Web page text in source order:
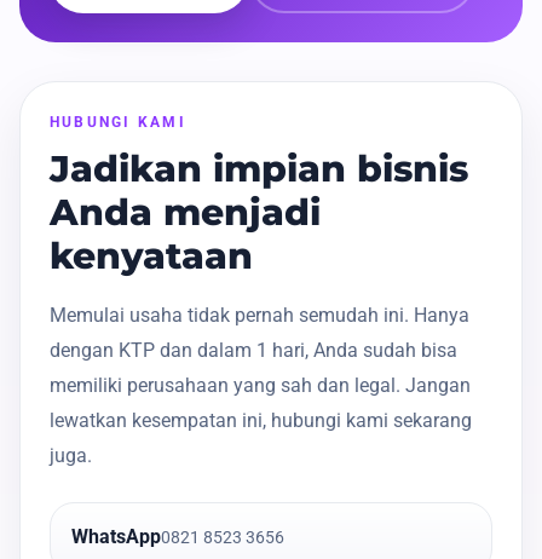
HUBUNGI KAMI
Jadikan impian bisnis
Anda menjadi
kenyataan
Memulai usaha tidak pernah semudah ini. Hanya
dengan KTP dan dalam 1 hari, Anda sudah bisa
memiliki perusahaan yang sah dan legal. Jangan
lewatkan kesempatan ini, hubungi kami sekarang
juga.
WhatsApp0821 8523 3656